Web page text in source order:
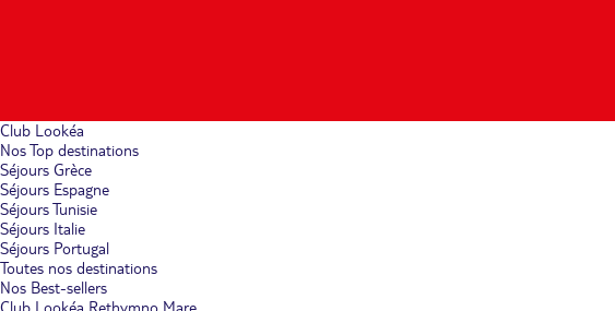
Club Lookéa
Nos Top destinations
Séjours Grèce
Séjours Espagne
Séjours Tunisie
Séjours Italie
Séjours Portugal
Toutes nos destinations
Nos Best-sellers